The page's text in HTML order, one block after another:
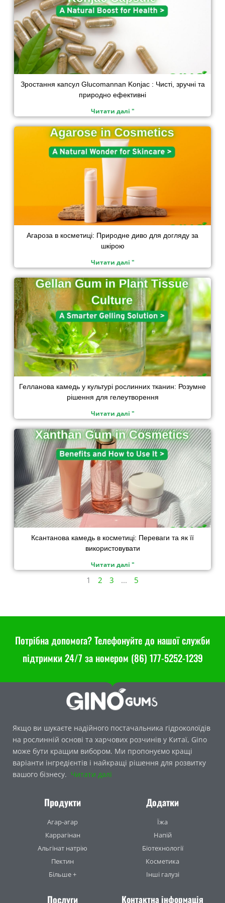
Зростання капсул Glucomannan Konjac : Чисті, зручні та
природно ефективні
Читати далі "
Агароза в косметиці: Природне диво для догляду за
шкірою
Читати далі "
Гелланова камедь у культурі рослинних тканин: Розумне
рішення для гелеутворення
Читати далі "
Ксантанова камедь в косметиці: Переваги та як її
використовувати
Читати далі "
1 2 3 ... 5
Потрібна допомога? Телефонуйте до нашої служби
підтримки 24/7 за номером (86) 177-5252-1239
Якщо ви шукаєте надійного постачальника гідроколоїдів
на рослинній основі та харчових розчинів у Китаї, Gino
може бути кращим вибором. Ми пропонуємо кращі
варіанти інгредієнтів і найкращі рішення для розвитку
вашого бізнесу. Читати далі
Продукти
Агар-агар
Каррагінан
Альгінат натрію
Пектин
Більше +
Додатки
Їжа
Напій
Біотехнології
Косметика
Інші галузі
Послуги Контактна інформація